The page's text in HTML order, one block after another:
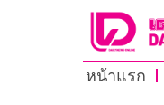
หน้าแรก